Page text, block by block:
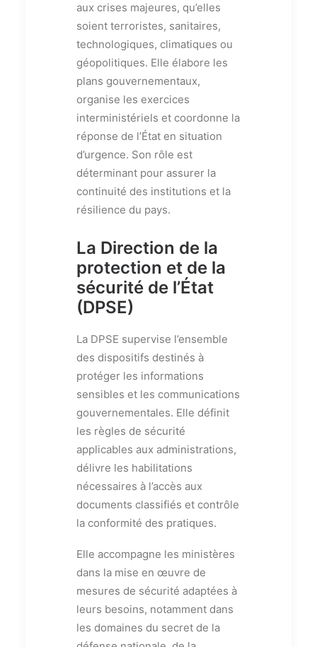
aux crises majeures, qu’elles
soient terroristes, sanitaires,
technologiques, climatiques ou
géopolitiques. Elle élabore les
plans gouvernementaux,
organise les exercices
interministériels et coordonne la
réponse de l’État en situation
d’urgence. Son rôle est
déterminant pour assurer la
continuité des institutions et la
résilience du pays.
La Direction de la
protection et de la
sécurité de l’État
(DPSE)
La DPSE supervise l’ensemble
des dispositifs destinés à
protéger les informations
sensibles et les communications
gouvernementales. Elle définit
les règles de sécurité
applicables aux administrations,
délivre les habilitations
nécessaires à l’accès aux
documents classifiés et contrôle
la conformité des pratiques.
Elle accompagne les ministères
dans la mise en œuvre de
mesures de sécurité adaptées à
leurs besoins, notamment dans
les domaines du secret de la